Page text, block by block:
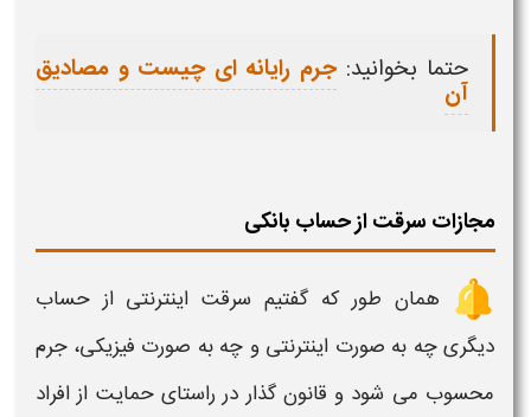
حتما بخوانید: جرم رایانه ای چیست و مصادیق
آن
مجازات سرقت از حساب بانکی
همان طور که گفتیم سرقت اینترنتی از حساب
دیگریچه به صورت اینترنتی و چه به صورت فیزیکی، جرم
محسوب می شود و قانون گذار در راستای حمایت از افراد